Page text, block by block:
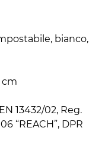
bianco,
cm
13432/02, Reg.
“REACH”, DPR